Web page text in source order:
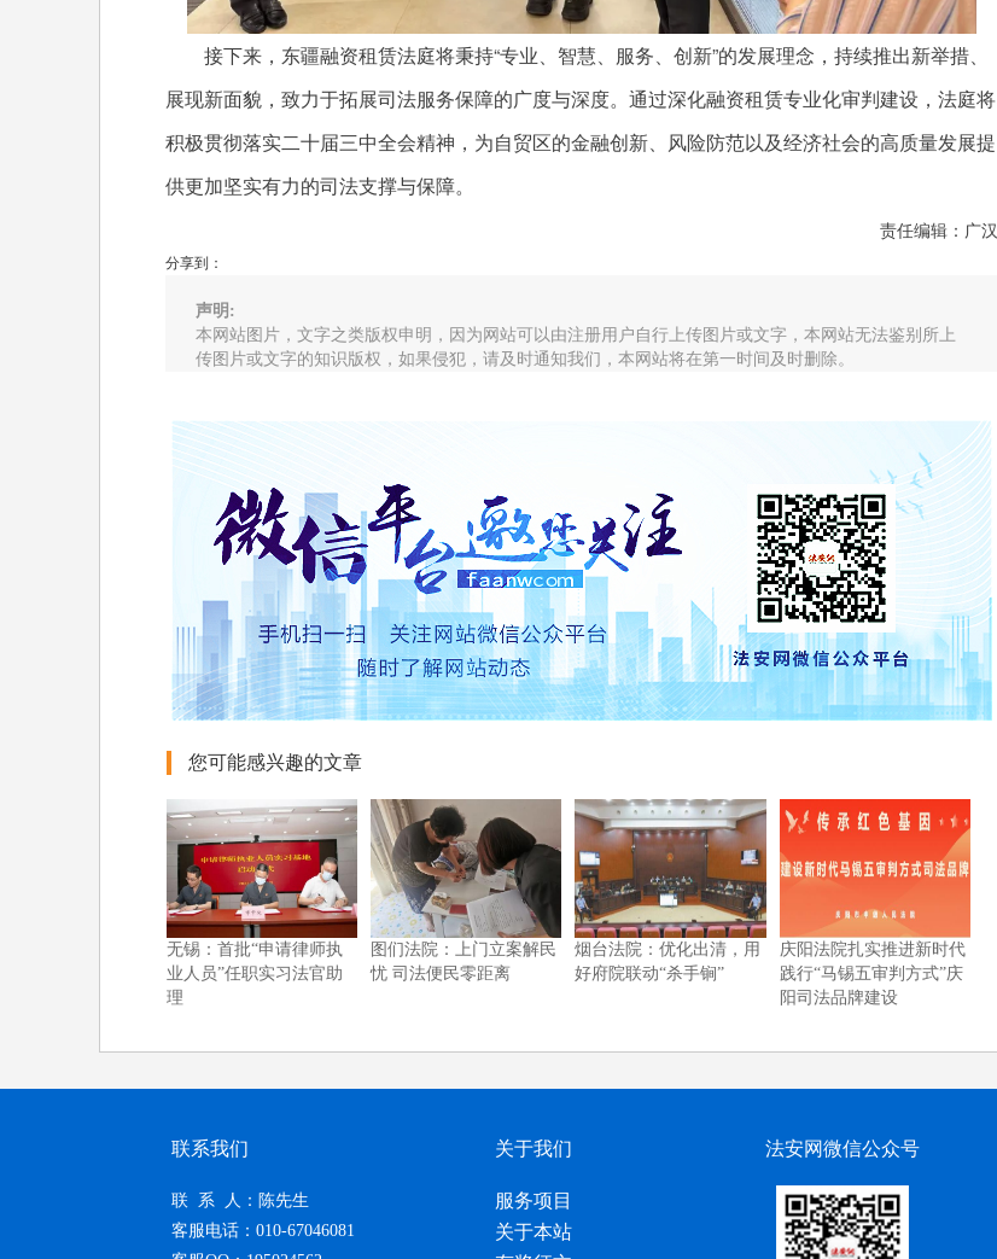
接下来，东疆融资租赁法庭将秉持“专业、智慧、服务、创新”的发展理念，持续推出新举措、
展现新面貌，致力于拓展司法服务保障的广度与深度。通过深化融资租赁专业化审判建设，法庭将
积极贯彻落实二十届三中全会精神，为自贸区的金融创新、风险防范以及经济社会的高质量发展提
供更加坚实有力的司法支撑与保障。
责任编辑：广汉
分享到：
声明:
本网站图片，文字之类版权申明，因为网站可以由注册用户自行上传图片或文字，本网站无法鉴别所上
传图片或文字的知识版权，如果侵犯，请及时通知我们，本网站将在第一时间及时删除。
您可能感兴趣的文章
无锡：首批“申请律师执
业人员”任职实习法官助
理
图们法院：上门立案解民
忧 司法便民零距离
烟台法院：优化出清，用
好府院联动“杀手锏”
庆阳法院扎实推进新时代
践行“马锡五审判方式”庆
阳司法品牌建设
联系我们
联 系 人：陈先生
客服电话：010-67046081
关于我们
服务项目
关于本站
法安网微信公众号